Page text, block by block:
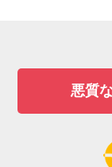
悪質